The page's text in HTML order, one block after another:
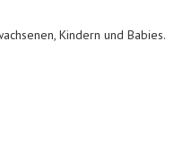
Kindern und Babies.